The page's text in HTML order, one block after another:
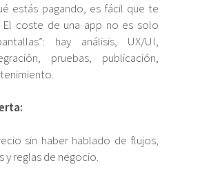
estás pagando, es fácil que te
El coste de una app no es solo
hay análisis, UX/UI,
pruebas, publicación,
sin haber hablado de flujos,
y reglas de negocio.